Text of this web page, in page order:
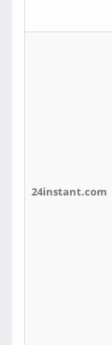
24instant.com